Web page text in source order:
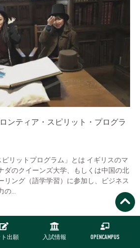
ト出願 入試情報 OPENCAMPUS
ンティア・スピリット・プログラ
リットプログラム」とは イギリスのマ
ダのクイーンズ大学、もしくは中国の北
リング（語学学習）に参加し、ビジネス
の...